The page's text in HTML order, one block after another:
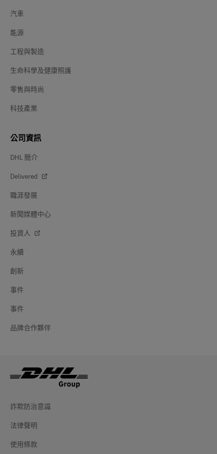
汽車
能源
工程與製造
生命科學及健康照護
零售與時尚
科技產業
公司資訊
DHL 簡介
Delivered
職涯發展
新聞媒體中心
投資人
永續
創新
事件
事件
品牌合作夥伴
詐欺防治意識
法律聲明
使用條款